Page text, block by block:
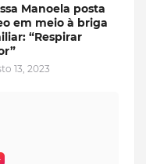
Manoela posta
em meio à briga
“Respirar
13, 2023